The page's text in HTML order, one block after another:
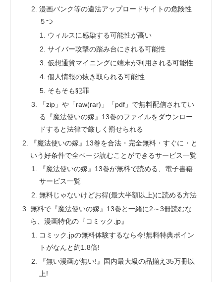
漫画バンク等の違法アップロードサイトの危険性
５つ
ウィルスに感染する可能性が高い
サイバー攻撃の踏み台にされる可能性
仮想通貨マイニングに端末が利用される可能性
個人情報の抜き取られる可能性
そもそも犯罪
「zip」や「raw(rar)」「pdf」で無料配信されてい
る『魔法使いの嫁』13巻のファイルをダウンロー
ドすると法律で厳しく罰せられる
『魔法使いの嫁』13巻を合法・完全無料・すぐに・と
いう好条件で全ページ読むことができるサービス一覧
『魔法使いの嫁』13巻が無料で読める、電子書籍
サービス一覧
無料じゃないけどお得(最大半額以上)に読める方法
無料で『魔法使いの嫁』13巻と一緒に2～3冊読むな
ら、漫画特化の『コミック.jp』
コミック.jpの無料体験するなら今!無料特典ポイン
トがなんと約1.8倍!
『無い漫画が無い!』国内最大級の品揃え35万冊以
上!